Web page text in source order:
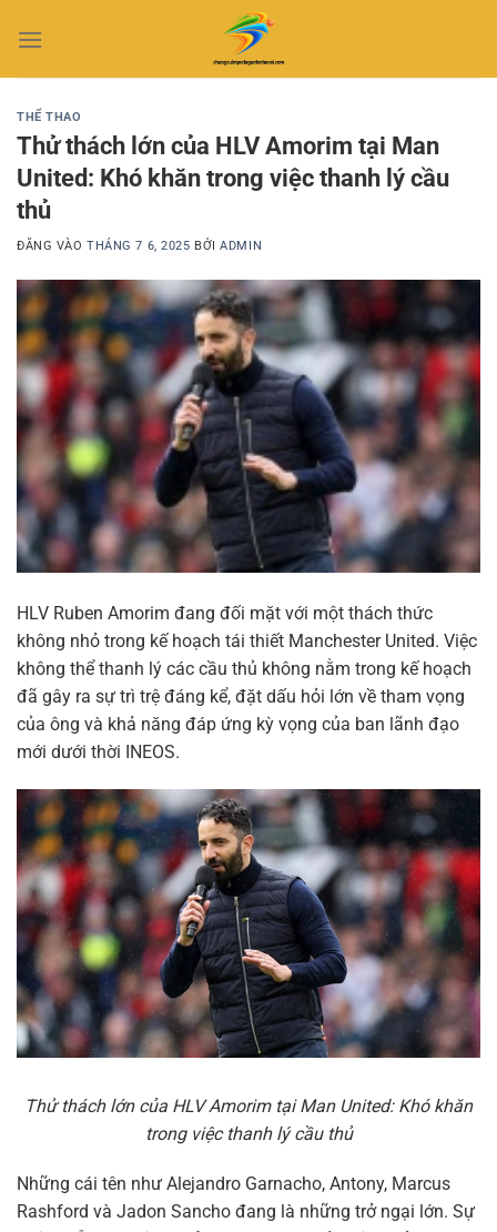
qua
THỂ THAO
Thử thách lớn của HLV Amorim tại Man
United: Khó khăn trong việc thanh lý cầu
thủ
ĐĂNG VÀOTHÁNG 7 6, 2025 BỞIADMIN
HLV Ruben Amorim đang đối mặt với một thách thức
không nhỏ trong kế hoạch tái thiết Manchester United. Việc
không thể thanh lý các cầu thủ không nằm trong kế hoạch
đã gây ra sự trì trệ đáng kể, đặt dấu hỏi lớn về tham vọng
của ông và khả năng đáp ứng kỳ vọng của ban lãnh đạo
mới dưới thời INEOS.
Thử thách lớn của HLV Amorim tại Man United: Khó khăn
trong việc thanh lý cầu thủ
Những cái tên như Alejandro Garnacho, Antony, Marcus
Rashford và Jadon Sancho đang là những trở ngại lớn. Sự